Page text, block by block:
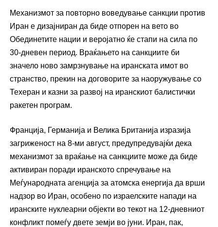
Механизмот за повторно воведување санкции против
Иран е дизајниран да биде отпорен на вето во
Обединетите нации и веројатно ќе стапи на сила по
30-дневен период. Враќањето на санкциите би
значело ново замрзнување на иранската имот во
странство, прекин на договорите за наоружување со
Техеран и казни за развој на иранскиот балистички
ракетен програм.
Франција, Германија и Велика Британија изразија
загриженост на 8-ми август, предупредувајќи дека
механизмот за враќање на санкциите може да биде
активиран поради иранското спречување на
Меѓународната агенција за атомска енергија да врши
надзор во Иран, особено по израелските напади на
иранските нуклеарни објекти во текот на 12-дневниот
конфликт помеѓу двете земји во јуни. Иран, пак,